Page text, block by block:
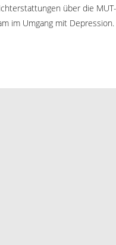
über die
im Umgang mit Depression.